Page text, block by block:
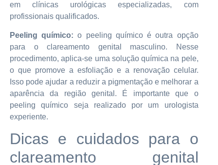
em clínicas urológicas especializadas, com
profissionais qualificados.
Peeling químico: o peeling químico é outra opção
para o clareamento genital masculino. Nesse
procedimento, aplica-se uma solução química na pele,
o que promove a esfoliação e a renovação celular.
Isso pode ajudar a reduzir a pigmentação e melhorar a
aparência da região genital. É importante que o
peeling químico seja realizado por um urologista
experiente.
Dicas e cuidados para o
clareamento genital